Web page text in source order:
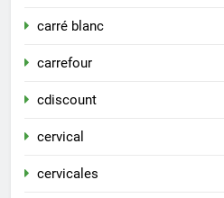
carré blanc
carrefour
cdiscount
cervical
cervicales